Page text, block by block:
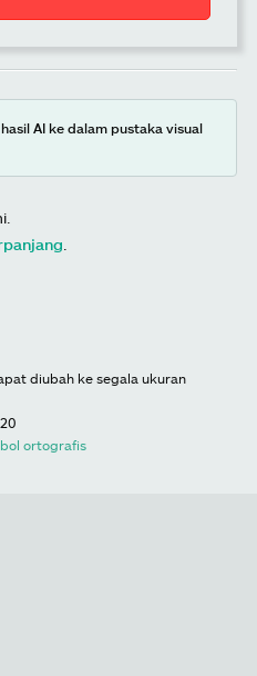
AI ke dalam pustaka visual
diubah ke segala ukuran
ortografis